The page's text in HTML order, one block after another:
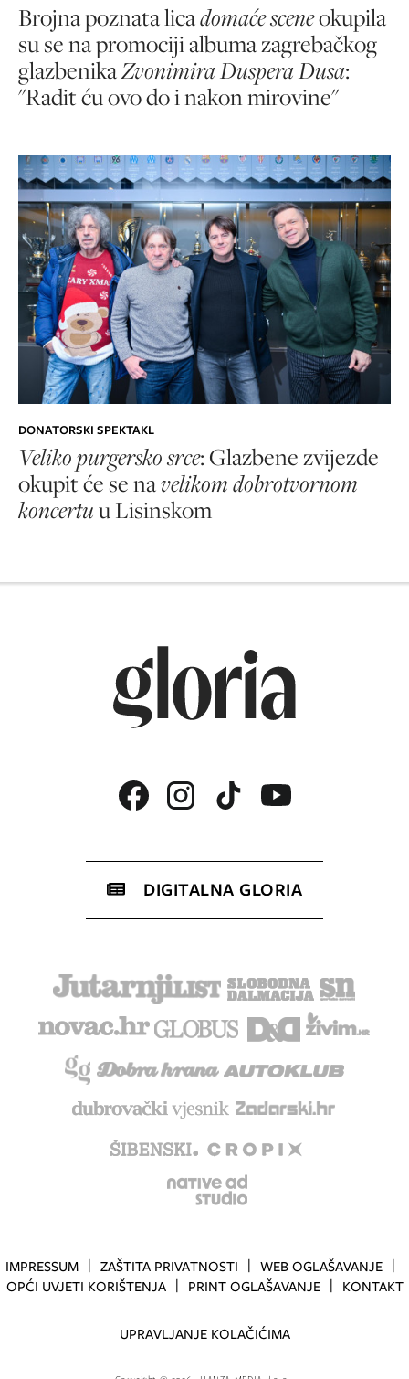
Brojna poznata licadomaće sceneokupila
su se na promociji albuma zagrebačkog
glazbenikaZvonimira Duspera Dusa:
"Radit ću ovo do i nakon mirovine"
DONATORSKI SPEKTAKL
Veliko purgersko srce: Glazbene zvijezde
okupit će se navelikom dobrotvornom
koncertuu Lisinskom
DIGITALNA GLORIA
IMPRESSUM ZAŠTITA PRIVATNOSTI
WEB OGLAŠAVANJE
OPĆI UVJETI KORIŠTENJA
PRINT OGLAŠAVANJE KONTAKT
UPRAVLJANJE KOLAČIĆIMA